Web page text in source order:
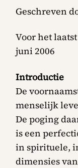
Geschreven
Voor het
juni 2006
Introductie
De
menselijk
De poging
is een
in spirituele,
dimensies